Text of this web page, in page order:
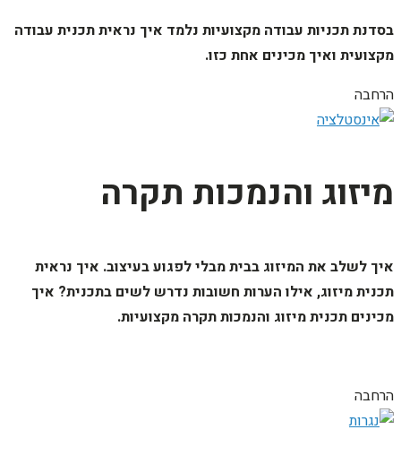
בסדנת תכניות עבודה מקצועיות נלמד איך נראית תכנית עבודה
מקצועית ואיך מכינים אחת כזו.
הרחבה
מיזוג והנמכות תקרה
איך לשלב את המיזוג בבית מבלי לפגוע בעיצוב. איך נראית
תכנית מיזוג, אילו הערות חשובות נדרש לשים בתכנית? איך
מכינים תכנית מיזוג והנמכות תקרה מקצועיות.
הרחבה